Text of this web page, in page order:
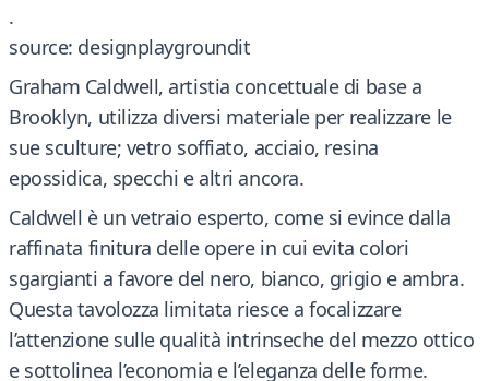
.
source: designplaygroundit
Graham Caldwell, artistia concettuale di base a
Brooklyn, utilizza diversi materiale per realizzare le
sue sculture; vetro soffiato, acciaio, resina
epossidica, specchi e altri ancora.
Caldwell è un vetraio esperto, come si evince dalla
raffinata finitura delle opere in cui evita colori
sgargianti a favore del nero, bianco, grigio e ambra.
Questa tavolozza limitata riesce a focalizzare
l’attenzione sulle qualità intrinseche del mezzo ottico
e sottolinea l’economia e l’eleganza delle forme.